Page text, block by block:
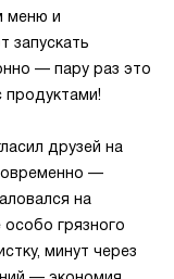
меню и
запускать
— пару раз это
друзей на
—
на
грязного
минут через